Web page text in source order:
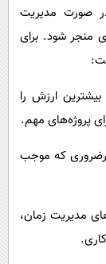
صورت مدیریت
منجر شود. برای
ارزش را
پروژه‌های مهم.
که موجب
مدیریت زمان،